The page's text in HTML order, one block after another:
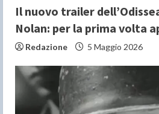
Il nuovo trailer
Nolan: per la prima volta
Redazione 5 Maggio 2026